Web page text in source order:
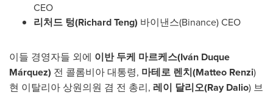
CEO
리처드 텅(Richard Teng) 바이낸스(Binance) CEO
이들 경영자들 외에 이반 두케 마르케스(Iván Duque
Márquez) 전 콜롬비아대통령, 마테로 렌치(Matteo Renzi)
현 이탈리아 상원의원 겸 전 총리, 레이 달리오(Ray Dalio) 브